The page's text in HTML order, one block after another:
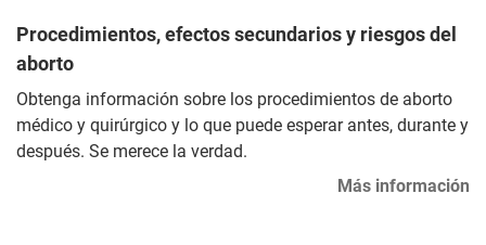
Procedimientos, efectos secundarios y riesgos del
aborto
Obtenga información sobre los procedimientos de aborto
médico y quirúrgico y lo que puede esperar antes, durante y
después. Se merece la verdad.
Más información